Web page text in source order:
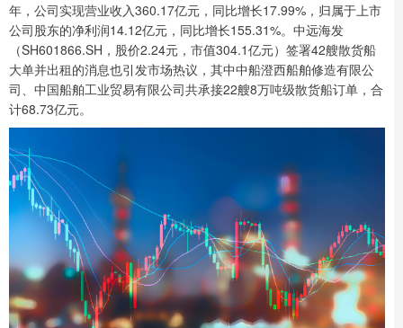
年，公司实现营业收入360.17亿元，同比增长17.99%，归属于上市
公司股东的净利润14.12亿元，同比增长155.31%。中远海发
（SH601866.SH，股价2.24元，市值304.1亿元）签署42艘散货船
大单并出租的消息也引发市场热议，其中中船澄西船舶修造有限公
司、中国船舶工业贸易有限公司共承接22艘8万吨级散货船订单，合
计68.73亿元。